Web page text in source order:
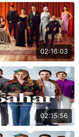
02:16:03
02:15:56